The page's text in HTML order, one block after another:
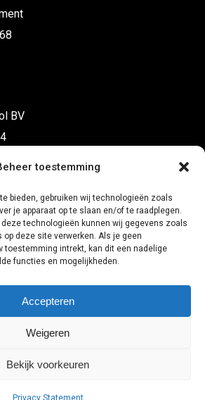
toestemming
bieden, gebruiken wij technologieën zoals
je apparaat op te slaan en/of te raadplegen.
technologieën kunnen wij gegevens zoals
op deze site verwerken. Als je geen
toestemming intrekt, kan dit een nadelige
functies en mogelijkheden.
Accepteren
Weigeren
Bekijk voorkeuren
Privacy Statement
BV
of 06-5362 5790